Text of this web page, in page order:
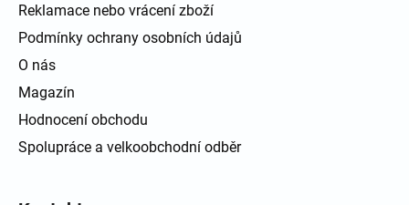
Reklamace nebo vrácení zboží
Podmínky ochrany osobních údajů
O nás
Magazín
Hodnocení obchodu
Spolupráce a velkoobchodní odběr